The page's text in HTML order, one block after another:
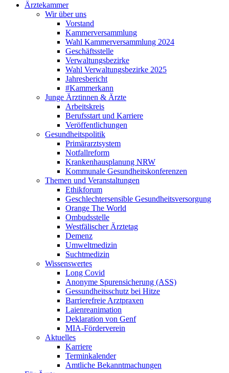
Ärztekammer
Wir über uns
Vorstand
Kammerversammlung
Wahl Kammerversammlung 2024
Geschäftsstelle
Verwaltungsbezirke
Wahl Verwaltungsbezirke 2025
Jahresbericht
#Kammerkann
Junge Ärztinnen & Ärzte
Arbeitskreis
Berufsstart und Karriere
Veröffentlichungen
Gesundheitspolitik
Primärarztsystem
Notfallreform
Krankenhausplanung NRW
Kommunale Gesundheitskonferenzen
Themen und Veranstaltungen
Ethikforum
Geschlechtersensible Gesundheitsversorgung
Orange The World
Ombudsstelle
Westfälischer Ärztetag
Demenz
Umweltmedizin
Suchtmedizin
Wissenswertes
Long Covid
Anonyme Spurensicherung (ASS)
Gessundheitsschutz bei Hitze
Barrierefreie Arztpraxen
Laienreanimation
Deklaration von Genf
MIA-Förderverein
Aktuelles
Karriere
Terminkalender
Amtliche Bekanntmachungen